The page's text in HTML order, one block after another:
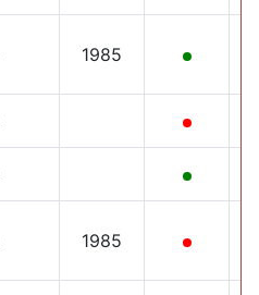
1985
1985